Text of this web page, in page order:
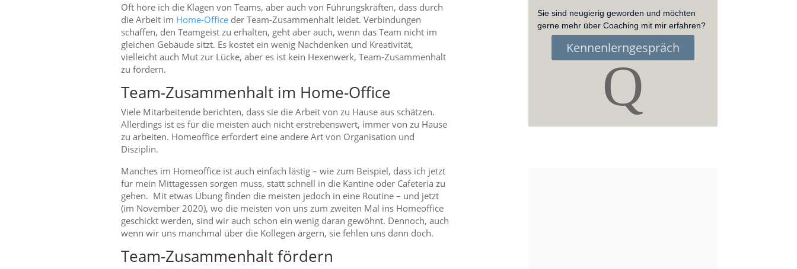
Oft höre ich die Klagen von Teams, aber auch von Führungskräften, dass durch
die Arbeit im Home-Office der Team-Zusammenhalt leidet. Verbindungen
schaffen, den Teamgeist zu erhalten, geht aber auch, wenn das Team nicht im
gleichen Gebäude sitzt. Es kostet ein wenig Nachdenken und Kreativität,
vielleicht auch Mut zur Lücke, aber es ist kein Hexenwerk, Team-Zusammenhalt
zu fördern.
Team-Zusammenhalt im Home-Office
Viele Mitarbeitende berichten, dass sie die Arbeit von zu Hause aus schätzen.
Allerdings ist es für die meisten auch nicht erstrebenswert, immer von zu Hause
zu arbeiten. Homeoffice erfordert eine andere Art von Organisation und
Disziplin.
Manches im Homeoffice ist auch einfach lästig – wie zum Beispiel, dass ich jetzt
für mein Mittagessen sorgen muss, statt schnell in die Kantine oder Cafeteria zu
gehen. Mit etwas Übung finden die meisten jedoch in eine Routine – und jetzt
(im November 2020), wo die meisten von uns zum zweiten Mal ins Homeoffice
geschickt werden, sind wir auch schon ein wenig daran gewöhnt. Dennoch, auch
wenn wir uns manchmal über die Kollegen ärgern, sie fehlen uns dann doch.
Team-Zusammenhalt fördern
Sie sind neugierig geworden und möchten
gerne mehr über Coaching mit mir erfahren?
Kennenlerngespräch
Q